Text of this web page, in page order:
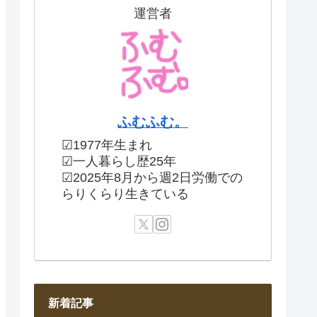
運営者
ふむふむ。
☑1977年生まれ
☑一人暮らし歴25年
☑2025年8月から週2日労働での
らりくらり生きている
新着記事